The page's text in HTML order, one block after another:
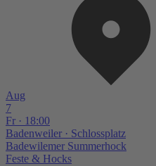
Aug
7
Fr · 18:00
Badenweiler · Schlossplatz
Badewilemer Summerhock
Feste & Hocks